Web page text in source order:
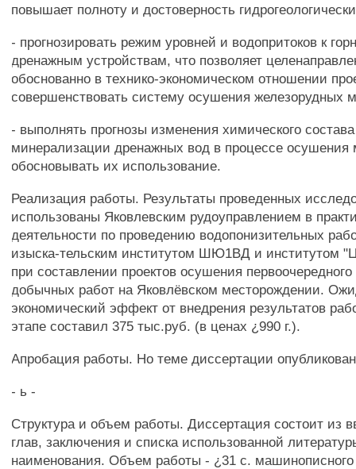
повышает полноту и достоверность
- прогнозировать режим уровней и водопритоков к
дренажным устройствам, что позволяет
обоснованно в технико-экономическом отношении
совершенствовать систему осушения железорудных
- выполнять прогнозы изменения химического
минерализации дренажных вод в процессе осушения
обосновывать их использование.
Реализация работы. Результаты проведенных
использованы Яковлевским рудоуправлением в
деятельности по проведению водопонизительных
изыска-тельским институтом ШЮ1ВД и институтом
при составлении проектов осушения первоочередного
добычных работ на Яковлёвском месторождении.
экономический эффект от внедрения результатов
этапе составил 375 тыс.руб. (в ценах ¿990 г.).
Апробация работы. Но теме диссертации
- ь -
Структура и объем работы. Диссертация состоит из
глав, заключения и списка использованной
наименования. Объем работы - ¿31 с. машинописного